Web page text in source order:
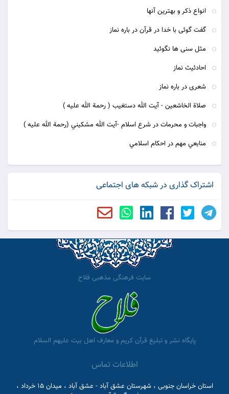
انواع ذکر و بهترین آنها
گفت گوئی با خدا در قرآن در باره نماز
مثل سنی ها نگوئید
احادئیث نماز
شعری در باره نماز
صلاة الخاشعين - آيت الله دستغيب ( رحمة الله عليه )
واجبات و محرمات در شرع اسلام -آيت الله مشكيني (رحمة الله عليه )
منابعي مهم در احكام اسلامي
اشتراک گذاری در شبکه های اجتماعی
سایت فرهنگی مذهبی فلاح
پایگاه نشر و تبلیغ قرآن کریم و معارف اهل بیت علیهم السلام
اطلاعات تماس
استان خراسان جنوبی ، شهرستان عشق آباد - عشق آباد ، میدان 15 خرداد ،